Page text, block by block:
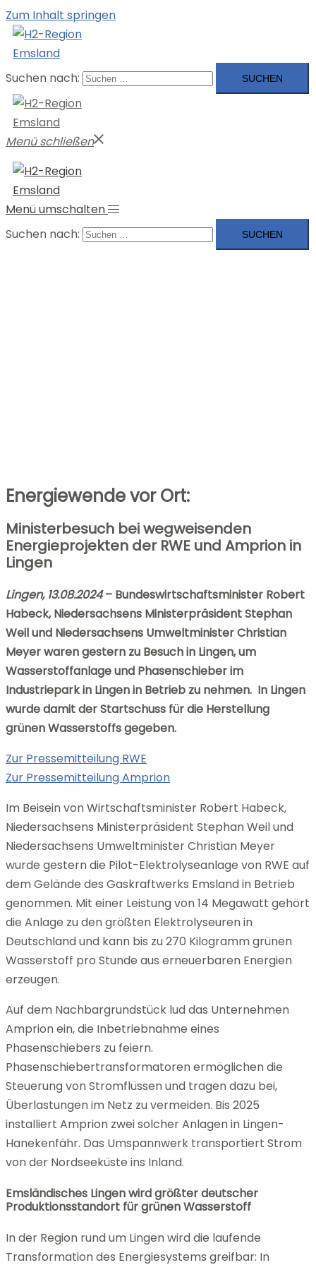
Zum Inhalt springen
Suchen nach:
Menü schließen
Menü umschalten
Suchen nach:
Energiewende vor Ort:
Ministerbesuch bei wegweisenden
Energieprojekten der RWE und Amprion in
Lingen
Lingen, 13.08.2024– Bundeswirtschaftsminister Robert
Habeck,Niedersachsens Ministerpräsident Stephan
Weil und Niedersachsens Umweltminister Christian
Meyer waren gestern zu Besuch in Lingen, um
Wasserstoffanlage und Phasenschieber im
Industriepark in Lingen in Betrieb zu nehmen. In Lingen
wurde damit der Startschuss für die Herstellung
grünen Wasserstoffs gegeben.
Zur Pressemitteilung RWE
Zur Pressemitteilung Amprion
Im Beisein von Wirtschaftsminister Robert Habeck,
Niedersachsens Ministerpräsident Stephan Weil und
Niedersachsens Umweltminister Christian Meyer
wurde gestern die Pilot-Elektrolyseanlage von RWE auf
dem Gelände des Gaskraftwerks Emsland in Betrieb
genommen. Mit einer Leistung von 14 Megawatt gehört
die Anlage zu den größten Elektrolyseuren in
Deutschland und kann bis zu 270 Kilogramm grünen
Wasserstoff pro Stunde aus erneuerbaren Energien
erzeugen.
Auf dem Nachbargrundstück lud das Unternehmen
Amprion ein, die Inbetriebnahme eines
Phasenschiebers zu feiern.
Phasenschiebertransformatoren ermöglichen die
Steuerung von Stromflüssen und tragen dazu bei,
Überlastungen im Netz zu vermeiden. Bis 2025
installiert Amprion zwei solcher Anlagen in Lingen-
Hanekenfähr. Das Umspannwerk transportiert Strom
von der Nordseeküste ins Inland.
Emsländisches Lingen wird größter deutscher
Produktionsstandort für grünen Wasserstoff
In der Region rund um Lingen wird die laufende
Transformation des Energiesystems greifbar: In